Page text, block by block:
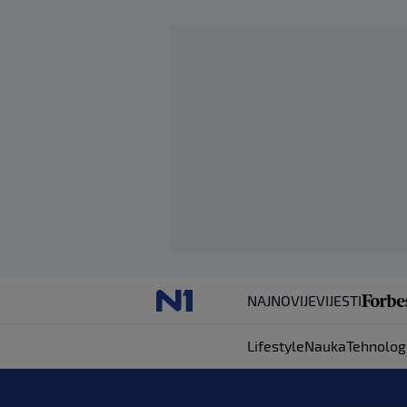
NAJNOVIJEVIJESTI
LifestyleNauka